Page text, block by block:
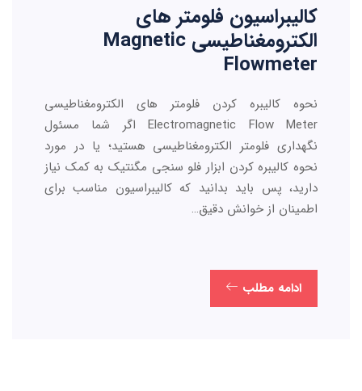
کالیبراسیون فلومتر های
الکترومغناطیسی Magnetic
Flowmeter
نحوه کالیبره کردن فلومتر های الکترومغناطیسی
Electromagnetic Flow Meter اگر شما مسئول
نگهداری فلومتر الکترومغناطیسی هستید؛ یا در مورد
نحوه کالیبره کردن ابزار فلو سنجی مگنتیک به کمک نیاز
دارید، پس باید بدانید که کالیبراسیون مناسب برای
اطمینان از خوانش دقیق…
ادامه مطلب